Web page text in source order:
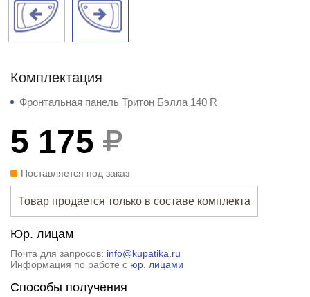
Комплектация
Фронтальная панель Тритон Бэлла 140 R
5 175
Поставляется под заказ
Товар продается только в составе комплекта
Юр. лицам
Почта для запросов: info@kupatika.ru
Информация по работе с юр. лицами
Способы получения